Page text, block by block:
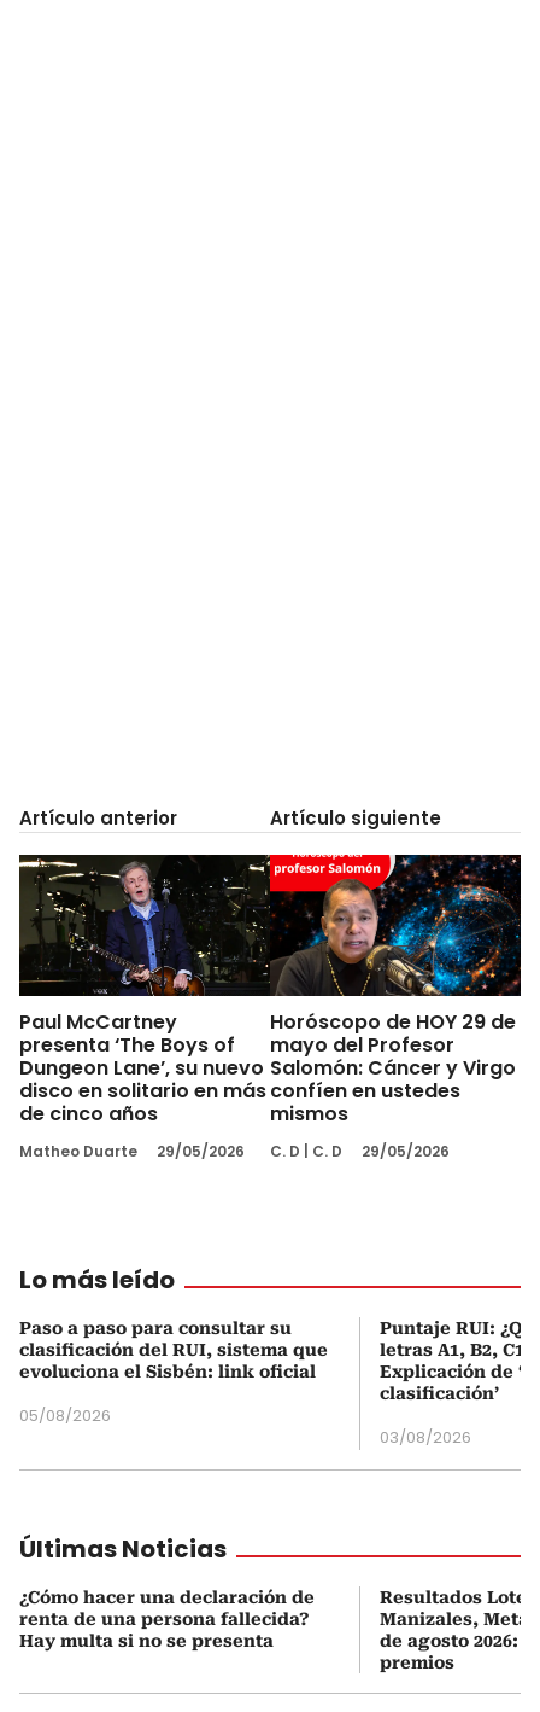
Artículo anterior
Paul McCartney
presenta ‘The Boys of
Dungeon Lane’, su nuevo
disco en solitario en más
de cinco años
Matheo Duarte 29/05/2026
Artículo siguiente
Horóscopo de HOY 29 de
mayo del Profesor
Salomón: Cáncer y Virgo
confíen en ustedes
mismos
C. D C. D 29/05/2026
Lo más leído
Paso a paso para consultar su
clasificación del RUI, sistema que
evoluciona el Sisbén: link oficial
05/08/2026
Puntaje RUI:
letras A1, B2, C1
Explicación de
clasificación’
03/08/2026
Últimas Noticias
¿Cómo hacer una declaración de
renta de una persona fallecida?
Hay multa si no se presenta
Resultados
Manizales, Meta
de agosto 2026:
premios